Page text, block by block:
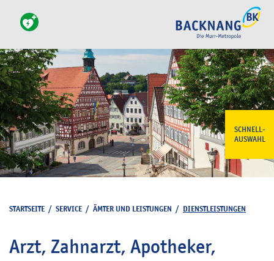
SCHNELL-
AUSWAHL
STARTSEITE / SERVICE / ÄMTER UND LEISTUNGEN / DIENSTLEISTUNGEN
Arzt, Zahnarzt, Apotheker,